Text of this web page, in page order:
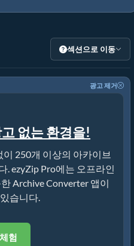
섹션으로 이동
광고 제거
없는 환경을!
이 250개 이상의 아카이브
. ezyZip Pro에는 오프라인
Archive Converter 앱이
습니다.
험